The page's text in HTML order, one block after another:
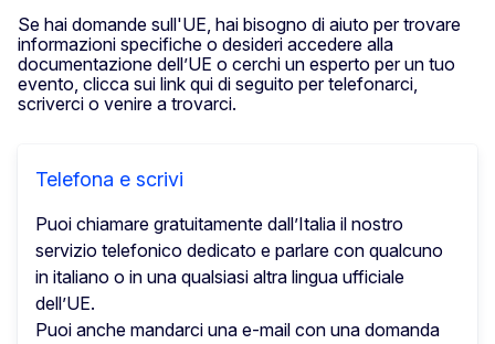
Se hai domande sull'UE, hai bisogno di aiuto per trovare
informazioni specifiche o desideri accedere alla
documentazione dell’UE o cerchi un esperto per un tuo
evento, clicca sui link qui di seguito per telefonarci,
scriverci o venire a trovarci.
Telefona e scrivi
Puoi chiamare gratuitamente dall’Italia il nostro
servizio telefonico dedicato e parlare con qualcuno
in italiano o in una qualsiasi altra lingua ufficiale
dell’UE.
Puoi anche mandarci una e-mail con una domanda